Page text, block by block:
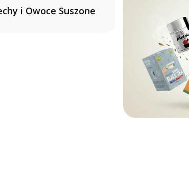
i Owoce Suszone